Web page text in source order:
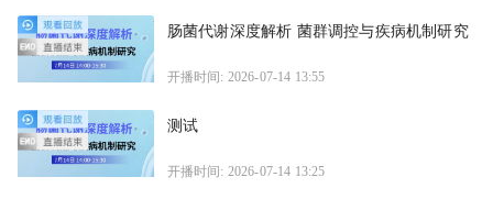
肠菌代谢深度解析 菌群调控与疾病机制研究
开播时间: 2026-07-14 13:55
测试
开播时间: 2026-07-14 13:25